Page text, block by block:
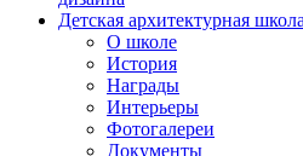
Детская архитектурная
О школе
История
Награды
Интерьеры
Фотогалереи
Документы